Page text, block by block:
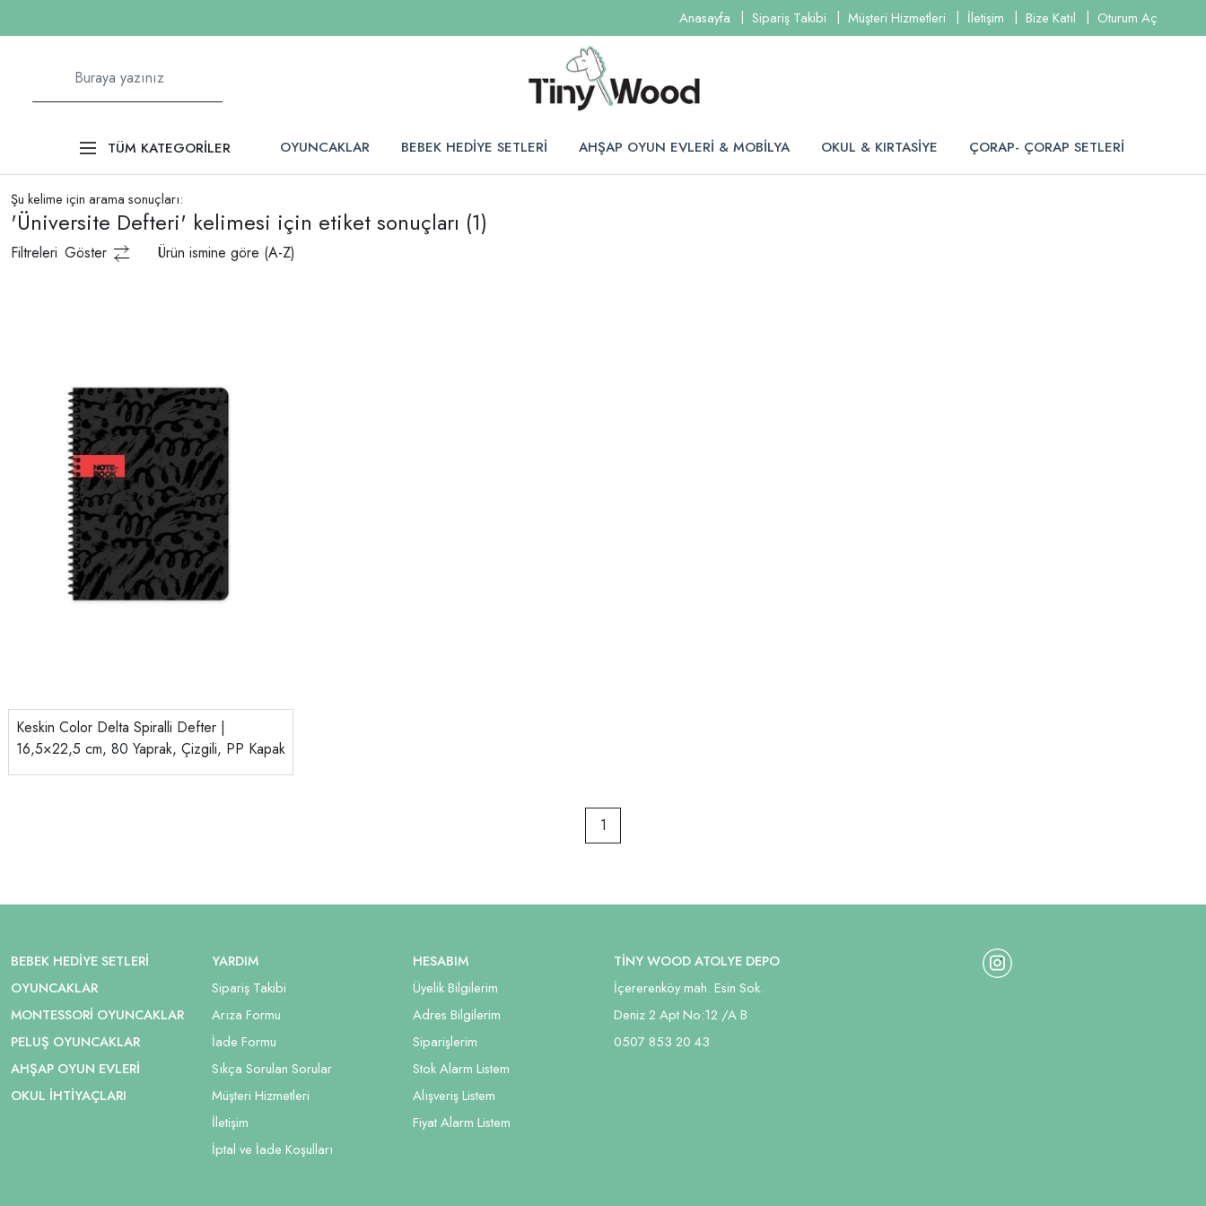
Anasayfa Sipariş Takibi Müşteri Hizmetleri İletişim Bize Katıl Oturum Aç
TÜM KATEGORİLER OYUNCAKLAR BEBEK HEDİYE SETLERİ AHŞAP OYUN EVLERİ & MOBİLYA OKUL & KIRTASİYE ÇORAP- ÇORAP SETLERİ
Şu kelime için arama sonuçları:
'Üniversite Defteri' kelimesi için etiket sonuçları (1)
Filtreleri Göster Ürün ismine göre (A-Z)
Keskin Color Delta Spiralli Defter |
16,5×22,5 cm, 80 Yaprak, Çizgili, PP Kapak
1
BEBEK HEDIYE SETLERI
OYUNCAKLAR
MONTESSORI OYUNCAKLAR
PELUŞ OYUNCAKLAR
AHŞAP OYUN EVLERI
OKUL İHTIYAÇLARI
YARDIM
Sipariş Takibi
Arıza Formu
İade Formu
Sıkça Sorulan Sorular
Müşteri Hizmetleri
İletişim
İptal ve İade Koşulları
HESABIM
Üyelik Bilgilerim
Adres Bilgilerim
Siparişlerim
Stok Alarm Listem
Alışveriş Listem
Fiyat Alarm Listem
TİNY WOOD ATOLYE DEPO
İçererenköy mah. Esin Sok.
Deniz 2 Apt No:12 /A B
0507 853 20 43